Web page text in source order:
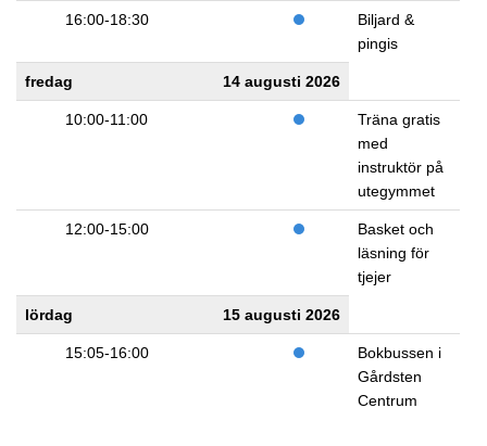
16:00-18:30
Biljard &
pingis
fredag 14 augusti 2026
10:00-11:00
Träna gratis
med
instruktör på
utegymmet
12:00-15:00
Basket och
läsning för
tjejer
lördag 15 augusti 2026
15:05-16:00
Bokbussen i
Gårdsten
Centrum